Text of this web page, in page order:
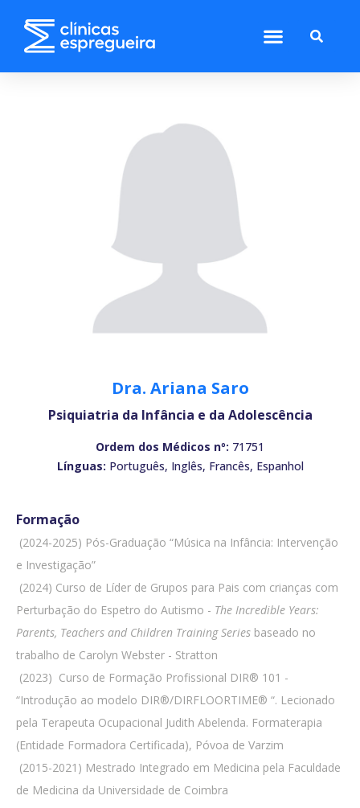
Dra. Ariana Saro
Psiquiatria da Infância e da Adolescência
Ordem dos Médicos nº: 71751
Línguas: Português, Inglês, Francês, Espanhol
Formação
 (2024-2025) Pós-Graduação “Música na Infância: Intervenção
e Investigação”
 (2024) Curso de Líder de Grupos para Pais com crianças com
Perturbação do Espetro do Autismo - The Incredible Years:
Parents, Teachers and Children Training Series baseado no
trabalho de Carolyn Webster - Stratton
 (2023) Curso de Formação Profissional DIR® 101 -
“Introdução ao modelo DIR®/DIRFLOORTIME® “. Lecionado
pela Terapeuta Ocupacional Judith Abelenda. Formaterapia
(Entidade Formadora Certificada), Póvoa de Varzim
 (2015-2021) Mestrado Integrado em Medicina pela Faculdade
de Medicina da Universidade de Coimbra